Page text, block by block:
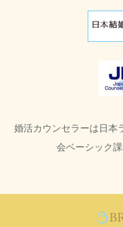
婚活カウンセラーは日本
会ベーシック